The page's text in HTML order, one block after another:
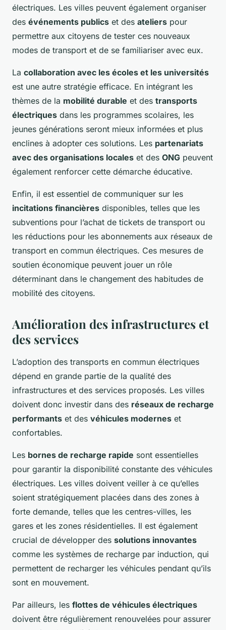
électriques. Les villes peuvent également organiser
des événements publics et des ateliers pour
permettre aux citoyens de tester ces nouveaux
modes de transport et de se familiariser avec eux.
La collaboration avec les écoles et les universités
est une autre stratégie efficace. En intégrant les
thèmes de la mobilité durable et des transports
électriques dans les programmes scolaires, les
jeunes générations seront mieux informées et plus
enclines à adopter ces solutions. Les partenariats
avec des organisations locales et des ONG peuvent
également renforcer cette démarche éducative.
Enfin, il est essentiel de communiquer sur les
incitations financières disponibles, telles que les
subventions pour l’achat de tickets de transport ou
les réductions pour les abonnements aux réseaux de
transport en commun électriques. Ces mesures de
soutien économique peuvent jouer un rôle
déterminant dans le changement des habitudes de
mobilité des citoyens.
Amélioration des infrastructures et
des services
L’adoption des transports en commun électriques
dépend en grande partie de la qualité des
infrastructures et des services proposés. Les villes
doivent donc investir dans des réseaux de recharge
performants et des véhicules modernes et
confortables.
Les bornes de recharge rapide sont essentielles
pour garantir la disponibilité constante des véhicules
électriques. Les villes doivent veiller à ce qu’elles
soient stratégiquement placées dans des zones à
forte demande, telles que les centres-villes, les
gares et les zones résidentielles. Il est également
crucial de développer des solutions innovantes
comme les systèmes de recharge par induction, qui
permettent de recharger les véhicules pendant qu’ils
sont en mouvement.
Par ailleurs, les flottes de véhicules électriques
doivent être régulièrement renouvelées pour assurer